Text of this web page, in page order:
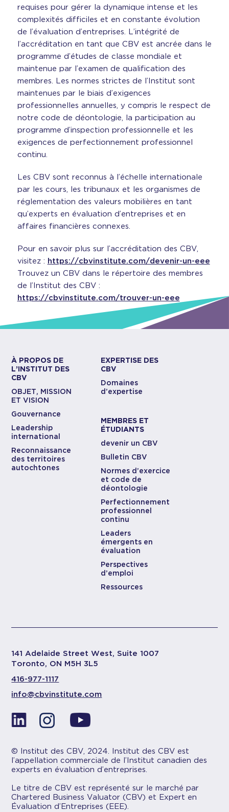
requises pour gérer la dynamique intense et les
complexités difficiles et en constante évolution
de l’évaluation d’entreprises. L’intégrité de
l’accréditation en tant que CBV est ancrée dans le
programme d’études de classe mondiale et
maintenue par l’examen de qualification des
membres. Les normes strictes de l’Institut sont
maintenues par le biais d’exigences
professionnelles annuelles, y compris le respect de
notre code de déontologie, la participation au
programme d’inspection professionnelle et les
exigences de perfectionnement professionnel
continu.
Les CBV sont reconnus à l’échelle internationale
par les cours, les tribunaux et les organismes de
réglementation des valeurs mobilières en tant
qu’experts en évaluation d’entreprises et en
affaires financières connexes.
Pour en savoir plus sur l’accréditation des CBV,
visitez : https://cbvinstitute.com/devenir-un-eee
Trouvez un CBV dans le répertoire des membres
de l’Institut des CBV :
https://cbvinstitute.com/trouver-un-eee
À PROPOS DE
L’INSTITUT DES
CBV
OBJET, MISSION
ET VISION
Gouvernance
Leadership
international
Reconnaissance
des territoires
autochtones
EXPERTISE DES
CBV
Domaines
d’expertise
MEMBRES ET
ÉTUDIANTS
devenir un CBV
Bulletin CBV
Normes d’exercice
et code de
déontologie
Perfectionnement
professionnel
continu
Leaders
émergents en
évaluation
Perspectives
d’emploi
Ressources
141 Adelaide Street West, Suite 1007
Toronto, ON M5H 3L5
416-977-1117
info@cbvinstitute.com
© Institut des CBV, 2024. Institut des CBV est
l’appellation commerciale de l’Institut canadien des
experts en évaluation d’entreprises.
Le titre de CBV est représenté sur le marché par
Chartered Business Valuator (CBV) et Expert en
Évaluation d’Entreprises (EEE).